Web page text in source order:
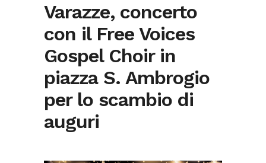
Varazze, concerto
con il Free Voices
Gospel Choir in
piazza S. Ambrogio
per lo scambio di
auguri